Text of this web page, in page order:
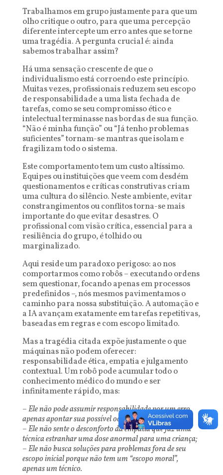
Trabalhamos em grupo justamente para que um
olho critique o outro, para que uma percepção
diferente intercepte um erro antes que se torne
uma tragédia. A pergunta crucial é: ainda
sabemos trabalhar assim?
Há uma sensação crescente de que o
individualismo está corroendo este princípio.
Muitas vezes, profissionais reduzem seu escopo
de responsabilidade a uma lista fechada de
tarefas, como se seu compromisso ético e
intelectual terminasse nas bordas de sua função.
“Não é minha função” ou “Já tenho problemas
suficientes” tornam-se mantras que isolam e
fragilizam todo o sistema.
Este comportamento tem um custo altíssimo.
Equipes ou instituições que veem com desdém
questionamentos e críticas construtivas criam
uma cultura do silêncio. Neste ambiente, evitar
constrangimentos ou conflitos torna-se mais
importante do que evitar desastres. O
profissional com visão crítica, essencial para a
resiliência do grupo, é tolhido ou
marginalizado.
Aqui reside um paradoxo perigoso: ao nos
comportarmos como robôs – executando ordens
sem questionar, focando apenas em processos
predefinidos –, nós mesmos pavimentamos o
caminho para nossa substituição. A automação e
a IA avançam exatamente em tarefas repetitivas,
baseadas em regras e com escopo limitado.
Mas a tragédia citada expõe justamente o que
máquinas não podem oferecer:
responsabilidade ética, empatia e julgamento
contextual. Um robô pode acumular todo o
conhecimento médico do mundo e ser
infinitamente rápido, mas:
– Ele não pode assumir responsabilidade por um erro,
apenas apontar sua possível ocorrência
– Ele não sente o desconforto da empatia que faz uma
técnica estranhar uma dose anormal para uma criança;
– Ele não busca soluções para problemas fora de seu
escopo inicial porque não tem um “escopo moral”,
apenas um técnico.